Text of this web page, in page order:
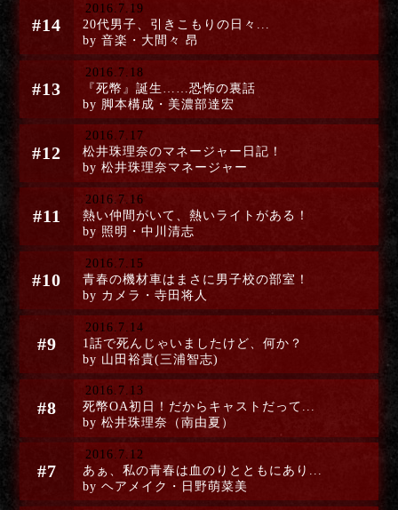
#14
2016.7.19
20代男子、引きこもりの日々...
by 音楽・大間々 昂
#13
2016.7.18
『死幣』誕生……恐怖の裏話
by 脚本構成・美濃部達宏
#12
2016.7.17
松井珠理奈のマネージャー日記！
by 松井珠理奈マネージャー
#11
2016.7.16
熱い仲間がいて、熱いライトがある！
by 照明・中川清志
#10
2016.7.15
青春の機材車はまさに男子校の部室！
by カメラ・寺田将人
#9
2016.7.14
1話で死んじゃいましたけど、何か？
by 山田裕貴(三浦智志)
#8
2016.7.13
死幣OA初日！だからキャストだって...
by 松井珠理奈（南由夏）
#7
2016.7.12
あぁ、私の青春は血のりとともにあり...
by ヘアメイク・日野萌菜美